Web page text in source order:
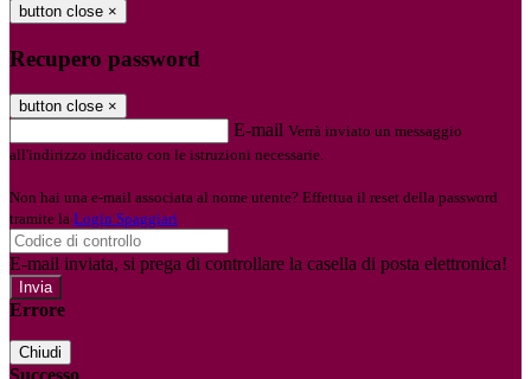
button close ×
Recupero password
button close ×
E-mail Verrà inviato un messaggio
all'indirizzo indicato con le istruzioni necessarie.
Non hai una e-mail associata al nome utente? Effettua il reset della password
tramite la Login Spaggiari
E-mail inviata, si prega di controllare la casella di posta elettronica!
Errore
Chiudi